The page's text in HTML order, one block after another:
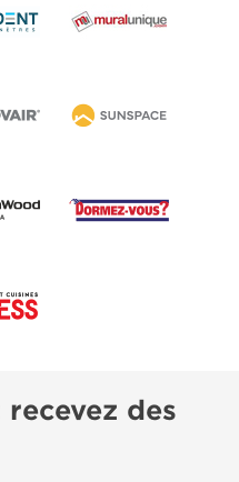
des